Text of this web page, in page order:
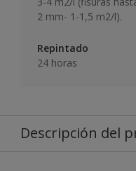
2 mm- 1-1,5 m2/l).
Repintado
24 horas
Descripción del